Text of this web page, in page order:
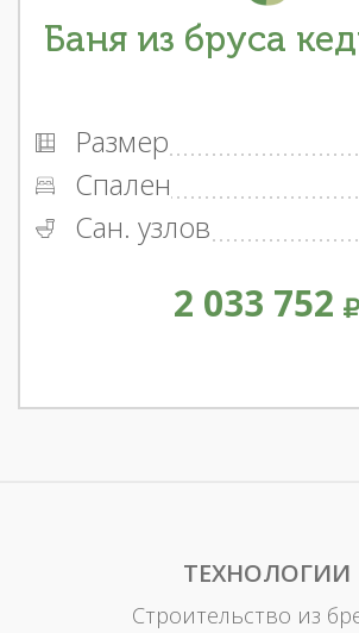
Баня из бруса
Размер
Спален
Сан. узлов
2 033 752
ТЕХНОЛОГИИ
Строительство из